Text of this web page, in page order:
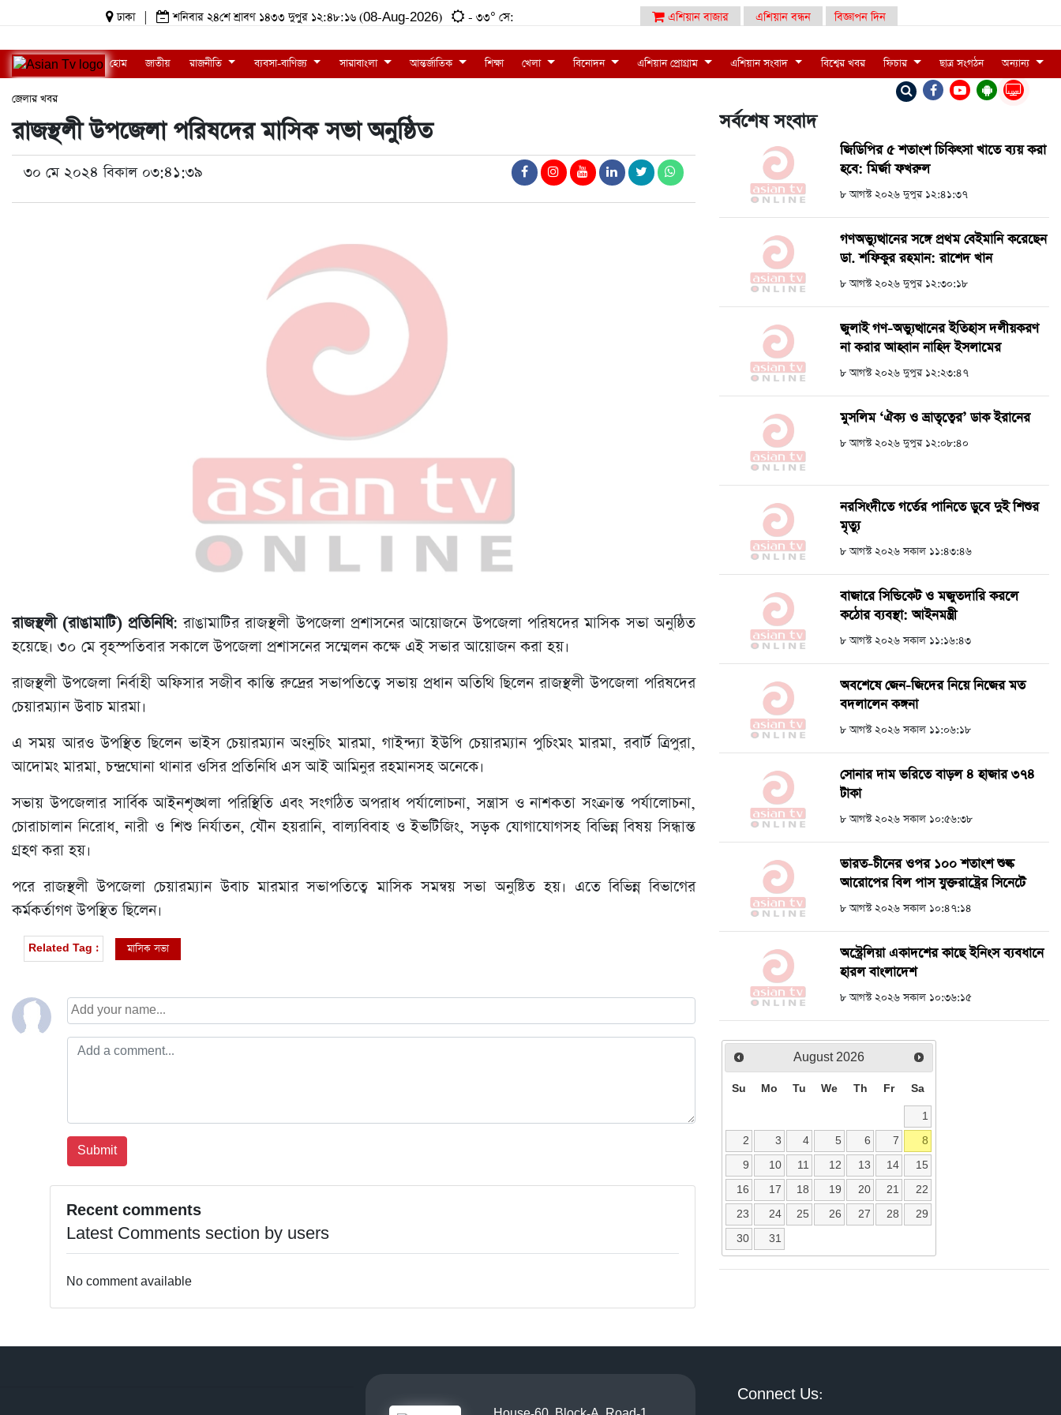
ঢাকা শনিবার ২৪শে শ্রাবণ ১৪৩৩ দুপুর ১২:৪৮:১৬ (08-Aug-2026) - ৩৩° সে: এশিয়ান বাজার এশিয়ান বন্ধন বিজ্ঞাপন দিন
LIVE
হোম জাতীয় রাজনীতি ব্যবসা-বাণিজ্য সারাবাংলা আন্তর্জাতিক শিক্ষা খেলা বিনোদন এশিয়ান প্রোগ্রাম এশিয়ান সংবাদ বিশ্বের খবর ফিচার ছাত্র সংগঠন অন্যান্য
জেলার খবর
রাজস্থলী উপজেলা পরিষদের মাসিক সভা অনুষ্ঠিত
৩০ মে ২০২৪ বিকাল ০৩:৪১:৩৯
রাজস্থলী (রাঙামাটি) প্রতিনিধি: রাঙামাটির রাজস্থলী উপজেলা প্রশাসনের আয়োজনে উপজেলা পরিষদের মাসিক সভা অনুষ্ঠিত
হয়েছে। ৩০ মে বৃহস্পতিবার সকালে উপজেলা প্রশাসনের সম্মেলন কক্ষে এই সভার আয়োজন করা হয়।
রাজস্থলী উপজেলা নির্বাহী অফিসার সজীব কান্তি রুদ্রের সভাপতিত্বে সভায় প্রধান অতিথি ছিলেন রাজস্থলী উপজেলা পরিষদের
চেয়ারম্যান উবাচ মারমা।
এ সময় আরও উপস্থিত ছিলেন ভাইস চেয়ারম্যান অংনুচিং মারমা, গাইন্দ্যা ইউপি চেয়ারম্যান পুচিংমং মারমা, রবার্ট ত্রিপুরা,
আদোমং মারমা, চন্দ্রঘোনা থানার ওসির প্রতিনিধি এস আই আমিনুর রহমানসহ অনেকে।
সভায় উপজেলার সার্বিক আইনশৃঙ্খলা পরিস্থিতি এবং সংগঠিত অপরাধ পর্যালোচনা, সন্ত্রাস ও নাশকতা সংক্রান্ত পর্যালোচনা,
চোরাচালান নিরোধ, নারী ও শিশু নির্যাতন, যৌন হয়রানি, বাল্যবিবাহ ও ইভটিজিং, সড়ক যোগাযোগসহ বিভিন্ন বিষয় সিন্ধান্ত
গ্রহণ করা হয়।
পরে রাজস্থলী উপজেলা চেয়ারম্যান উবাচ মারমার সভাপতিত্বে মাসিক সমন্বয় সভা অনুষ্টিত হয়। এতে বিভিন্ন বিভাগের
কর্মকর্তাগণ উপস্থিত ছিলেন।
Related Tag : মাসিক সভা
Recent comments
Latest Comments section by users
No comment available
সর্বশেষ সংবাদ
জিডিপির ৫ শতাংশ চিকিৎসা খাতে ব্যয় করা
হবে: মির্জা ফখরুল
৮ আগস্ট ২০২৬ দুপুর ১২:৪১:৩৭
গণঅভ্যুত্থানের সঙ্গে প্রথম বেইমানি করেছেন
ডা. শফিকুর রহমান: রাশেদ খান
৮ আগস্ট ২০২৬ দুপুর ১২:৩০:১৮
জুলাই গণ-অভ্যুত্থানের ইতিহাস দলীয়করণ
না করার আহ্বান নাহিদ ইসলামের
৮ আগস্ট ২০২৬ দুপুর ১২:২৩:৪৭
মুসলিম ‘ঐক্য ও ভ্রাতৃত্বের’ ডাক ইরানের
৮ আগস্ট ২০২৬ দুপুর ১২:০৮:৪০
নরসিংদীতে গর্তের পানিতে ডুবে দুই শিশুর
মৃত্যু
৮ আগস্ট ২০২৬ সকাল ১১:৪৩:৪৬
বাজারে সিন্ডিকেট ও মজুতদারি করলে
কঠোর ব্যবস্থা: আইনমন্ত্রী
৮ আগস্ট ২০২৬ সকাল ১১:১৬:৪৩
অবশেষে জেন-জিদের নিয়ে নিজের মত
বদলালেন কঙ্গনা
৮ আগস্ট ২০২৬ সকাল ১১:০৬:১৮
সোনার দাম ভরিতে বাড়ল ৪ হাজার ৩৭৪
টাকা
৮ আগস্ট ২০২৬ সকাল ১০:৫৬:৩৮
ভারত-চীনের ওপর ১০০ শতাংশ শুল্ক
আরোপের বিল পাস যুক্তরাষ্ট্রের সিনেটে
৮ আগস্ট ২০২৬ সকাল ১০:৪৭:১৪
অস্ট্রেলিয়া একাদশের কাছে ইনিংস ব্যবধানে
হারল বাংলাদেশ
৮ আগস্ট ২০২৬ সকাল ১০:৩৬:১৫
August 2026
Su Mo Tu We Th Fr Sa
1
2
3 4 5 6 7
8
9
10 11 12 13 14
15
16
17 18 19 20 21
22
23
24 25 26 27 28
29
30
31
Connect Us: